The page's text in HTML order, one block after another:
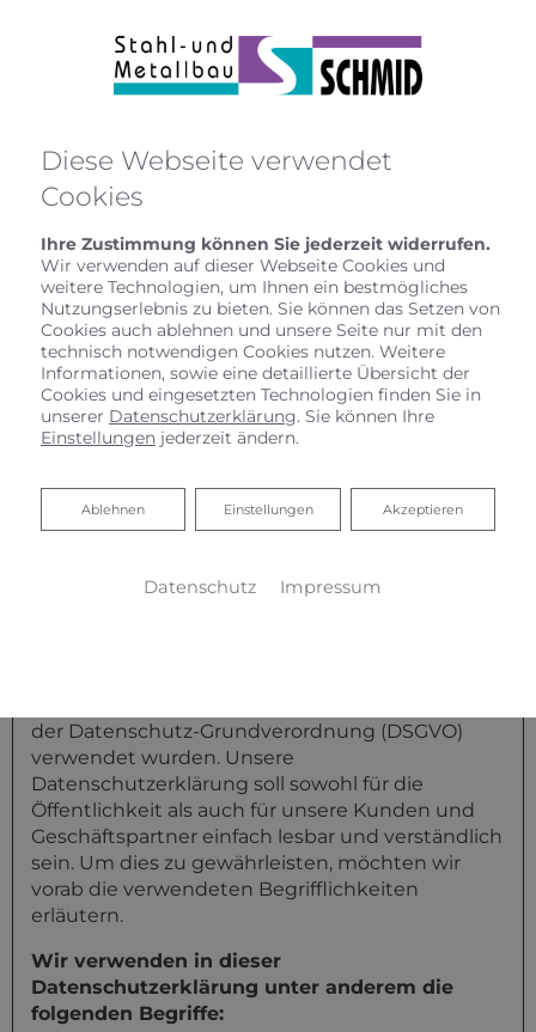
Datenschutzerklärung
Wir bedanken uns für Ihren Besuch bei Stahl- und
Metallbau Schmid GmbH. Der sichere Umgang mit
Ihren Daten ist uns besonders wichtig. Wir möchten
Sie daher hiermit ausführlich über die Verwendung
informieren.
der Datenschutz-Grundverordnung (DSGVO)
verwendet wurden. Unsere
Datenschutzerklärung soll sowohl für die
Öffentlichkeit als auch für unsere Kunden und
Geschäftspartner einfach lesbar und verständlich
sein. Um dies zu gewährleisten, möchten wir
vorab die verwendeten Begrifflichkeiten
erläutern.
Wir verwenden in dieser
Datenschutzerklärung unter anderem die
folgenden Begriffe:
Diese Webseite verwendet
Cookies
Ihre Zustimmung können Sie jederzeit widerrufen.
Wir verwenden auf dieser Webseite Cookies und
weitere Technologien, um Ihnen ein bestmögliches
Nutzungserlebnis zu bieten. Sie können das Setzen von
Cookies auch ablehnen und unsere Seite nur mit den
technisch notwendigen Cookies nutzen. Weitere
Informationen, sowie eine detaillierte Übersicht der
Cookies und eingesetzten Technologien finden Sie in
unserer Datenschutzerklärung. Sie können Ihre
Einstellungen jederzeit ändern.
Akzeptieren
Einstellungen
Ablehnen
Ablehnen
Datenschutz Impressum